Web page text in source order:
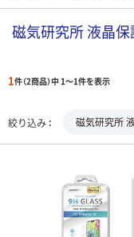
磁気研究所 液晶
1件（2商品）中 1～1件を表示
絞り込み 磁気研究所